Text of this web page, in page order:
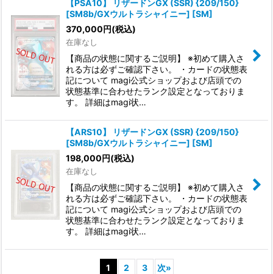
【PSA10】 リザードンGX (SSR) {209/150}
[SM8b/GXウルトラシャイニー] [SM]
370,000円(税込)
在庫なし
【商品の状態に関するご説明】 ※初めて購入さ
れる方は必ずご確認下さい。 ・カードの状態表
記について magi公式ショップおよび店頭での
状態基準に合わせたランク設定となっておりま
す。 詳細はmagi状…
【ARS10】 リザードンGX (SSR) {209/150}
[SM8b/GXウルトラシャイニー] [SM]
198,000円(税込)
在庫なし
【商品の状態に関するご説明】 ※初めて購入さ
れる方は必ずご確認下さい。 ・カードの状態表
記について magi公式ショップおよび店頭での
状態基準に合わせたランク設定となっておりま
す。 詳細はmagi状…
1 2 3 次»